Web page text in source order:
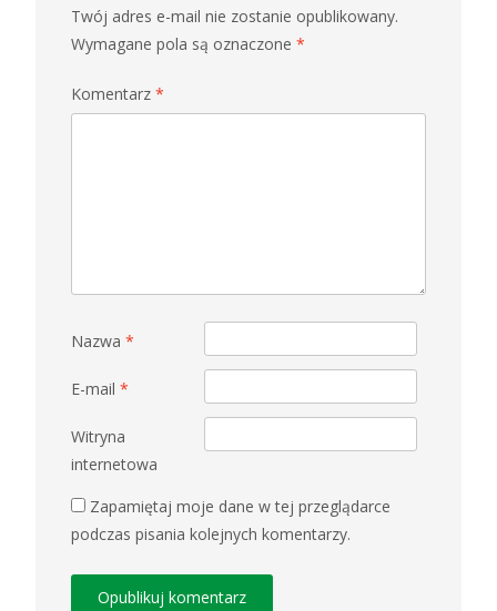
Twój adres e-mail nie zostanie opublikowany.
Wymagane pola są oznaczone *
Komentarz *
Nazwa *
E-mail *
Witryna
internetowa
Zapamiętaj moje dane w tej przeglądarce
podczas pisania kolejnych komentarzy.